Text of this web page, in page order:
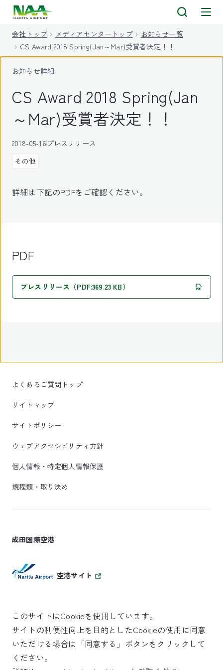
会社トップ メディアセンタートップ
お知らせ一覧
CS Award 2018 Spring(Jan～Mar)受賞者決定！！
お知らせ詳細
CS Award 2018 Spring(Jan
～Mar)受賞者決定！！
2018-05-16プレスリリース
その他
詳細は下記のPDFをご確認ください。
PDF
プレスリリース（PDF:369.23 KB）
よくあるご質問トップ
サイトマップ
サイトポリシー
ウェブアクセシビリティ方針
個人情報・特定個人情報保護
規程類・取り決め
成田国際空港
空港サイト
SKYTRAX
5スターエアポート
このサイトはCookieを使用しています。
サイトの利便性向上を目的としたCookieの使用に同意
いただける場合は「同意する」ボタンをクリックして
ください。